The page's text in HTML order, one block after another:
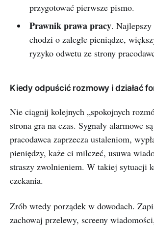
przygotować pierwsze pismo.
Prawnik prawa pracy.
chodzi o zaległe pieniądze,
ryzyko odwetu ze strony
Kiedy odpuścić rozmowy i działać
Nie ciągnij kolejnych „spokojnych
strona gra na czas. Sygnały alarmowe
pracodawca zaprzecza ustaleniom,
pieniędzy, każe ci milczeć, usuwa
straszy zwolnieniem. W takiej sytuacji
czekania.
Zrób wtedy porządek w dowodach.
zachowaj przelewy, screeny